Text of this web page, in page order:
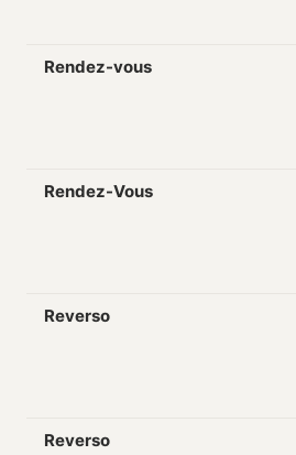
Rendez-vous
Rendez-Vous
Reverso
Reverso